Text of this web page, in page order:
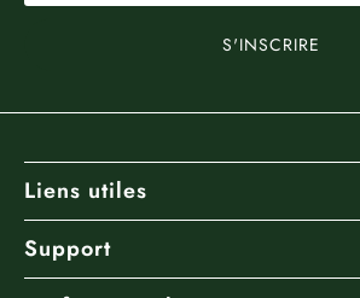
Liens utiles
Support